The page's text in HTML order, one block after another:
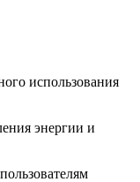
использования
энергии и